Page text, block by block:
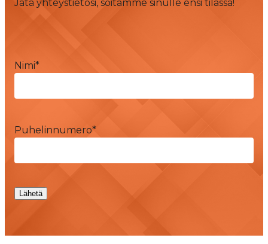
Jätä yhteystietosi, soitamme sinulle ensi tilassa!
Nimi*
Puhelinnumero*
Lähetä